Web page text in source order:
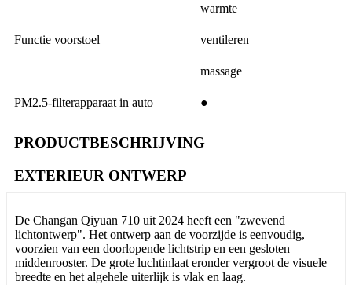
Functie voorstoel
warmte
ventileren
massage
PM2.5-filterapparaat in auto ●
PRODUCTBESCHRIJVING
EXTERIEUR ONTWERP
De Changan Qiyuan 710 uit 2024 heeft een "zwevend
lichtontwerp". Het ontwerp aan de voorzijde is eenvoudig,
voorzien van een doorlopende lichtstrip en een gesloten
middenrooster. De grote luchtinlaat eronder vergroot de visuele
breedte en het algehele uiterlijk is vlak en laag.